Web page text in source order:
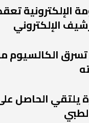
الإلكترونية
الإلكتروني
الكالسيوم
يلتقي الحاصل